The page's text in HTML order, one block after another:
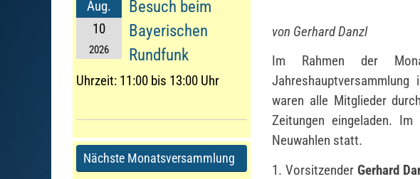
von Gerhard Danzl
Im Rahmen der
waren alle Mitglieder
Zeitungen eingeladen.
Neuwahlen statt.
1. Vorsitzender Gerhard
Aug.
10
2026
Besuch beim
Bayerischen
Rundfunk
Uhrzeit: 11:00 bis 13:00 Uhr
Nächste Monatsversammlung